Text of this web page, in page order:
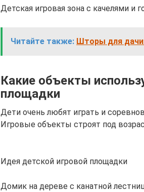
Детская игровая зона с качелями и
Читайте также: Шторы для
Какие объекты
площадки
Дети очень любят играть и
Игровые объекты строят под
Идея детской игровой площадки
Домик на дереве с канатной